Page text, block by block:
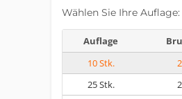
Wählen Sie Ihre Auflage:
Auflage
10Stk.
25Stk.